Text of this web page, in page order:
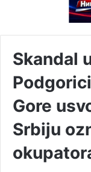
Skandal
Gore
Srbiju